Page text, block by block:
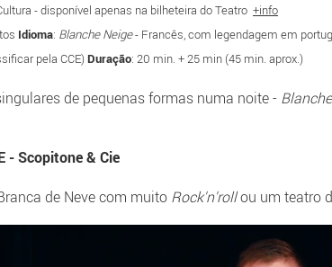
- disponível apenas na bilheteira do Teatro +info
Idioma: Blanche Neige- Francês, com legendagem em
pela CCE)Duração: 20 min. + 25 min (45 min. aprox.)
de pequenas formas numa noite -
- Scopitone & Cie
de Neve com muito Rock'n'rollou um teatro